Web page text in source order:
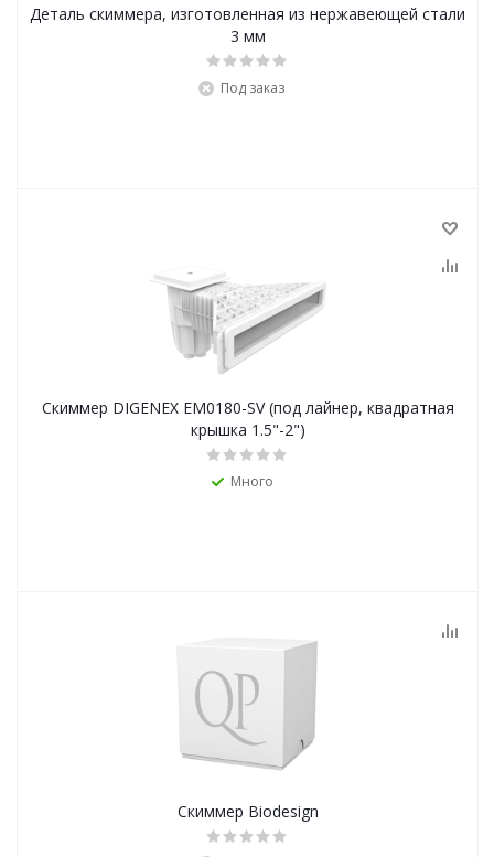
Деталь скиммера, изготовленная из нержавеющей стали
3 мм
Под заказ
Скиммер DIGENEX EM0180-SV (под лайнер, квадратная
крышка 1.5"-2")
Много
Скиммер Biodesign